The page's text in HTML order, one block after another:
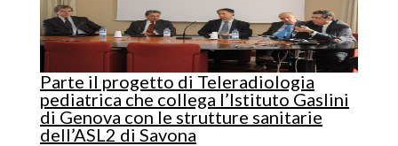
Parte il progetto di Teleradiologia
pediatrica che collega l’Istituto Gaslini
di Genova con le strutture sanitarie
dell’ASL2 di Savona